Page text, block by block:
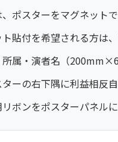
ポスターをマグネット
貼付を希望される方は
属・演者名（
ーの右下隅に利益相反
ボンをポスターパネルに